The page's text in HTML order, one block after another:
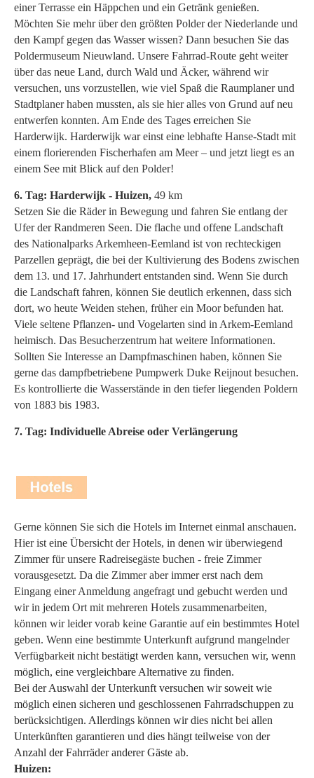
einer Terrasse ein Häppchen und ein Getränk genießen.
Möchten Sie mehr über den größten Polder der Niederlande und
den Kampf gegen das Wasser wissen? Dann besuchen Sie das
Poldermuseum Nieuwland. Unsere Fahrrad-Route geht weiter
über das neue Land, durch Wald und Äcker, während wir
versuchen, uns vorzustellen, wie viel Spaß die Raumplaner und
Stadtplaner haben mussten, als sie hier alles von Grund auf neu
entwerfen konnten. Am Ende des Tages erreichen Sie
Harderwijk. Harderwijk war einst eine lebhafte Hanse-Stadt mit
einem florierenden Fischerhafen am Meer – und jetzt liegt es an
einem See mit Blick auf den Polder!
6. Tag: Harderwijk - Huizen, 49 km
Setzen Sie die Räder in Bewegung und fahren Sie entlang der
Ufer der Randmeren Seen. Die flache und offene Landschaft
des Nationalparks Arkemheen-Eemland ist von rechteckigen
Parzellen geprägt, die bei der Kultivierung des Bodens zwischen
dem 13. und 17. Jahrhundert entstanden sind. Wenn Sie durch
die Landschaft fahren, können Sie deutlich erkennen, dass sich
dort, wo heute Weiden stehen, früher ein Moor befunden hat.
Viele seltene Pflanzen- und Vogelarten sind in Arkem-Eemland
heimisch. Das Besucherzentrum hat weitere Informationen.
Sollten Sie Interesse an Dampfmaschinen haben, können Sie
gerne das dampfbetriebene Pumpwerk Duke Reijnout besuchen.
Es kontrollierte die Wasserstände in den tiefer liegenden Poldern
von 1883 bis 1983.
7. Tag: Individuelle Abreise oder Verlängerung
Gerne können Sie sich die Hotels im Internet einmal anschauen.
Hier ist eine Übersicht der Hotels, in denen wir überwiegend
Zimmer für unsere Radreisegäste buchen - freie Zimmer
vorausgesetzt. Da die Zimmer aber immer erst nach dem
Eingang einer Anmeldung angefragt und gebucht werden und
wir in jedem Ort mit mehreren Hotels zusammenarbeiten,
können wir leider vorab keine Garantie auf ein bestimmtes Hotel
geben. Wenn eine bestimmte Unterkunft aufgrund mangelnder
Verfügbarkeit nicht bestätigt werden kann, versuchen wir, wenn
möglich, eine vergleichbare Alternative zu finden.
Bei der Auswahl der Unterkunft versuchen wir soweit wie
möglich einen sicheren und geschlossenen Fahrradschuppen zu
berücksichtigen. Allerdings können wir dies nicht bei allen
Unterkünften garantieren und dies hängt teilweise von der
Anzahl der Fahrräder anderer Gäste ab.
Huizen: